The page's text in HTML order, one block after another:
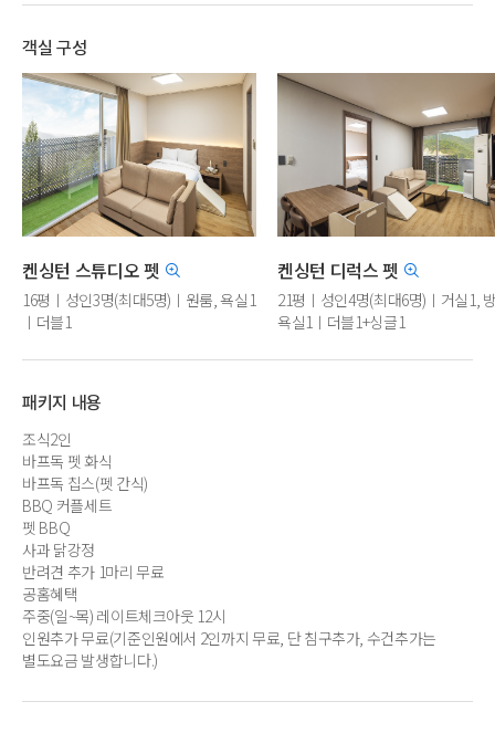
객실 구성
켄싱턴 스튜디오 펫
16평ㅣ성인3명(최대5명)ㅣ원룸, 욕실1
ㅣ더블1
켄싱턴 디럭스 펫
21평ㅣ성인4명(최대6명)ㅣ거실1,
욕실1ㅣ더블1+싱글1
패키지 내용
조식2인
바프독 펫 화식
바프독 칩스(펫 간식)
BBQ 커플세트
펫 BBQ
사과 닭강정
반려견 추가 1마리 무료
공홈혜택
주중(일~목) 레이트체크아웃 12시
인원추가 무료(기준인원에서 2인까지 무료, 단 침구추가, 수건추가는
별도요금 발생합니다.)